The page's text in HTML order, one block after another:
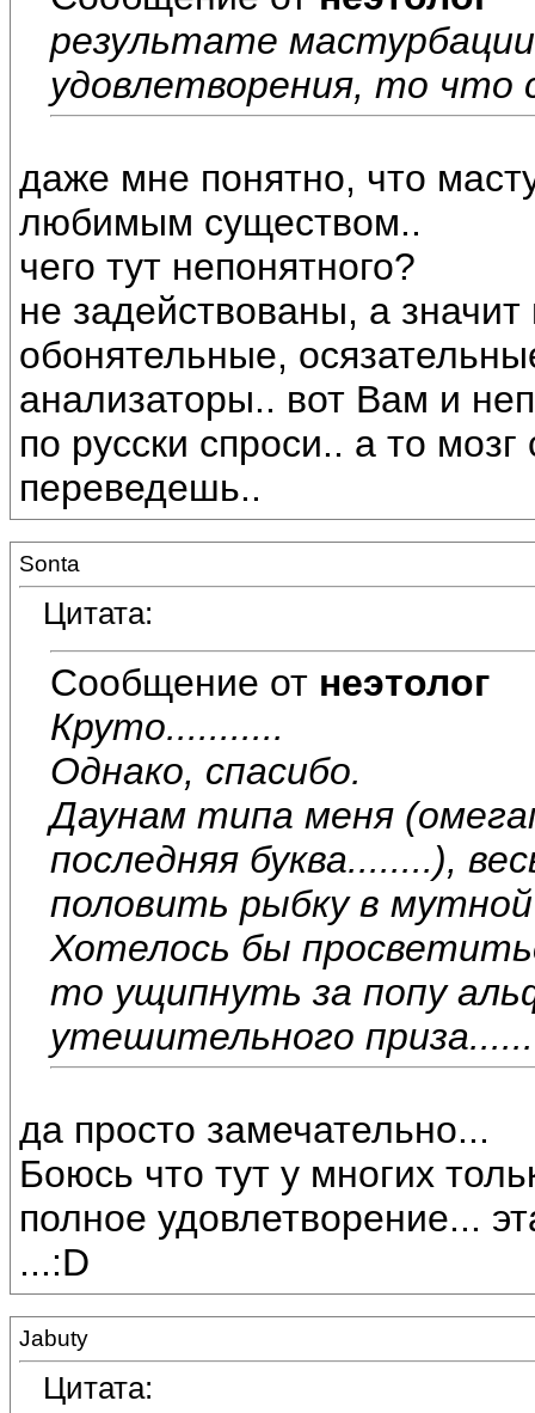
результате
удовлетворения, то что
даже мне понятно, что
любимым существом..
чего тут непонятного?
не задействованы, а
обонятельные,
анализаторы.. вот Вам и
по русски спроси.. а то
переведешь..
Sonta
Цитата:
Сообщение от неэтолог
Круто...........
Однако, спасибо.
Даунам типа меня
последняя буква........),
половить рыбку в
Хотелось бы
то ущипнуть за попу
утешительного
да просто замечательно...
Боюсь что тут у многих
полное удовлетворение...
...:D
Jabuty
Цитата: